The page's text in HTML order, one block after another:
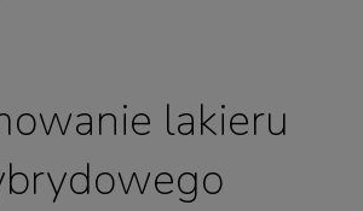
lakieru